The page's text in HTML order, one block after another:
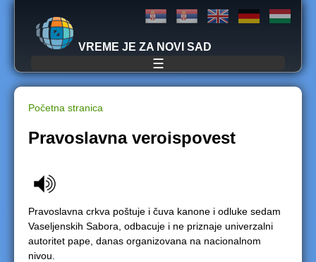
Jump to navigation
VREME JE ZA NOVI SAD
☰
Y
u
a
r
Početna stranica
Pravoslavna veroispovest
Pravoslavna crkva poštuje i čuva kanone i odluke sedam
Vaseljenskih Sabora, odbacuje i ne priznaje univerzalni
autoritet pape, danas organizovana na nacionalnom
nivou.